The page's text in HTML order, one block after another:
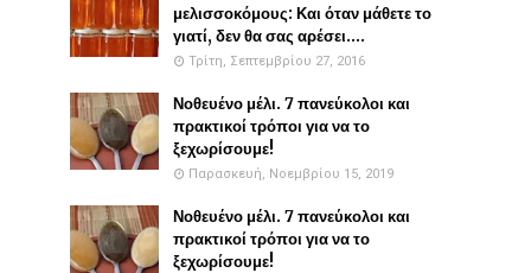
μελισσοκόμους: Και όταν μάθετε το
γιατί, δεν θα σας αρέσει....
Τρίτη, Σεπτεμβρίου 27, 2016
Νοθευένο μέλι. 7 πανεύκολοι και
πρακτικοί τρόποι για να το
ξεχωρίσουμε!
Παρασκευή, Νοεμβρίου 15, 2019
Νοθευένο μέλι. 7 πανεύκολοι και
πρακτικοί τρόποι για να το
ξεχωρίσουμε!